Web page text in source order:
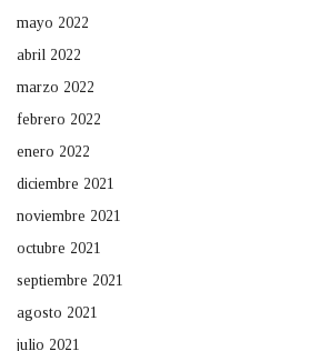
mayo 2022
abril 2022
marzo 2022
febrero 2022
enero 2022
diciembre 2021
noviembre 2021
octubre 2021
septiembre 2021
agosto 2021
julio 2021